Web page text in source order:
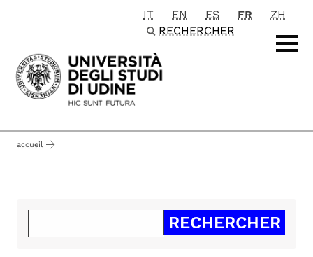
Passa al contenuto principale
IT EN ES FR
ZH
RECHERCHER
accueil